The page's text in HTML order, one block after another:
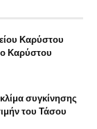
Καρύστου
Καρύστου
συγκίνησης
του Τάσου